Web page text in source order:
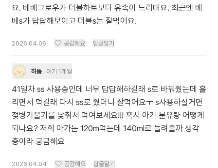
요. 베베그로우가 더블하트보다 유속이 느리대요. 최근엔 베
베s가 답답해보이고 더블s는 잘먹어요.
2026.04.06 공감해요 답글달기
하뚬 아기 1개월
41일차 ss 사용중인데 너무 답답해하길래 s로 바꿔줬는데 흘
리면서 먹길래 다시 ss로 줬더니 잘먹어요ㅜ s사용하실거면
젖병기울기를 낮춰서 먹여보세요!!! 혹시 아기 분유량 어떻게
되나요? 저희 아가는 120m먹는데 140ml로 늘려줄까 생각
중이라 궁금해요
2026.04.04 공감해요 답글달기